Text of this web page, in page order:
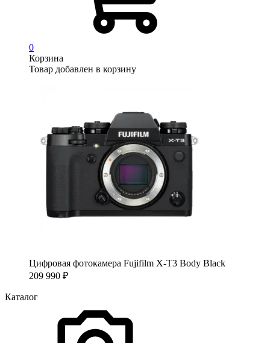
0
Корзина
Товар добавлен в корзину
Цифровая фотокамера Fujifilm X-T3 Body Black
209 990 ₽
Каталог